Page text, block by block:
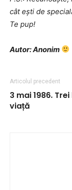
cât ești de
Te pup!
Autor: Anonim
Articolul precedent
3 mai 1986.
viață